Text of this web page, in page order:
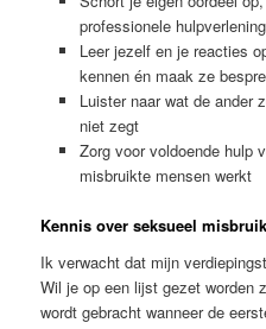
professionele hulpverlening
Leer jezelf en je reacties
kennen én maak ze
Luister naar wat de ander
niet zegt
Zorg voor voldoende hulp
misbruikte mensen werkt
Kennis over seksueel
Ik verwacht dat mijn
Wil je op een lijst gezet worden
wordt gebracht wanneer de